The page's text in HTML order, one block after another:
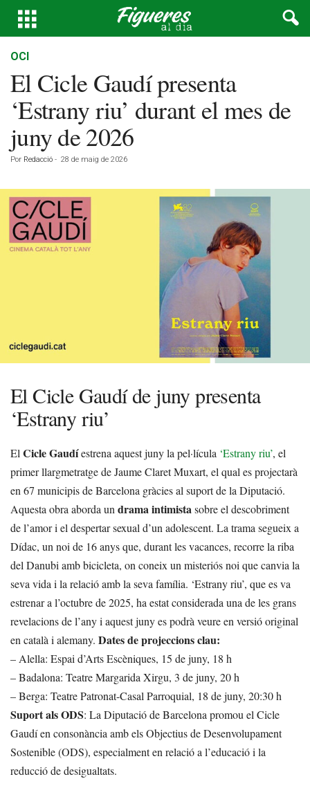
OCI
El Cicle Gaudí presenta
‘Estrany riu’ durant el mes de
juny de 2026
Por Redacció - 28 de maig de 2026
El Cicle Gaudí de juny presenta
‘Estrany riu’
El Cicle Gaudíestrena aquest juny la pel·lícula ‘Estrany riu’, el
primer llargmetratge de Jaume Claret Muxart, el qual es projectarà
en 67 municipis de Barcelona gràcies al suport de la Diputació.
Aquesta obra aborda un drama intimistasobre el descobriment
de l’amor i el despertar sexual d’un adolescent. La trama segueix a
Dídac, un noi de 16 anys que, durant les vacances, recorre la riba
del Danubi amb bicicleta, on coneix un misteriós noi que canvia la
seva vida i la relació amb la seva família. ‘Estrany riu’, que es va
estrenar a l’octubre de 2025, ha estat considerada una de les grans
revelacions de l’any i aquest juny es podrà veure en versió original
en català i alemany. Dates de projeccions clau:
– Alella: Espai d’Arts Escèniques, 15 de juny, 18 h
– Badalona: Teatre Margarida Xirgu, 3 de juny, 20 h
– Berga: Teatre Patronat-Casal Parroquial, 18 de juny, 20:30 h
Suport als ODS: La Diputació de Barcelona promou el Cicle
Gaudí en consonància amb els Objectius de Desenvolupament
Sostenible (ODS), especialment en relació a l’educació i la
reducció de desigualtats.